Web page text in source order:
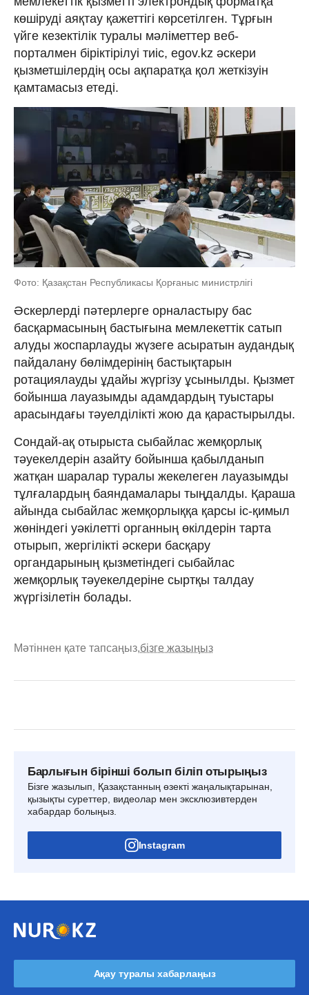
көшіруді аяқтау қажеттігі көрсетілген. Тұрғын
үйге кезектілік туралы мәліметтер веб-
порталмен біріктірілуі тиіс, egov.kz әскери
қызметшілердің осы ақпаратқа қол жеткізуін
қамтамасыз етеді.
Фото: Қазақстан Республикасы Қорғаныс министрлігі
Әскерлерді пәтерлерге орналастыру бас
басқармасының бастығына мемлекеттік сатып
алуды жоспарлауды жүзеге асыратын аудандық
пайдалану бөлімдерінің бастықтарын
ротациялауды ұдайы жүргізу ұсынылды. Қызмет
бойынша лауазымды адамдардың туыстары
арасындағы тәуелділікті жою да қарастырылды.
Сондай-ақ отырыста сыбайлас жемқорлық
тәуекелдерін азайту бойынша қабылданып
жатқан шаралар туралы жекелеген лауазымды
тұлғалардың баяндамалары тыңдалды. Қараша
айында сыбайлас жемқорлыққа қарсы іс-қимыл
жөніндегі уәкілетті органның өкілдерін тарта
отырып, жергілікті әскери басқару
органдарының қызметіндегі сыбайлас
жемқорлық тәуекелдеріне сыртқы талдау
жүргізілетін болады.
Мәтіннен қате тапсаңыз,бізге жазыңыз
Барлығын бірінші болып біліп отырыңыз
Бізге жазылып, Қазақстанның өзекті жаңалықтарынан,
қызықты суреттер, видеолар мен эксклюзивтерден
хабардар болыңыз.
Instagram
Ақау туралы хабарлаңыз